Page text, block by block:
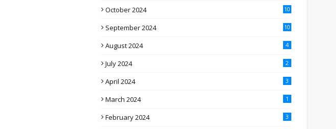
October 2024 10
September 2024 10
August 2024 4
July 2024 2
April 2024 3
March 2024 1
February 2024 3